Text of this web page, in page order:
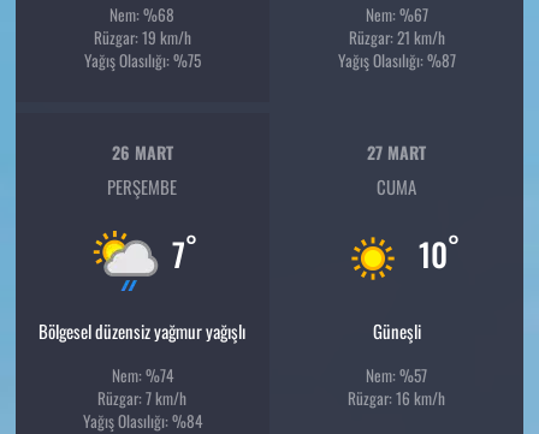
Nem: %68
Rüzgar: 19 km/h
Yağış Olasılığı: %75
Nem: %67
Rüzgar: 21 km/h
Yağış Olasılığı: %87
26 MART
PERŞEMBE
7°
Bölgesel düzensiz yağmur yağışlı
Nem: %74
Rüzgar: 7 km/h
Yağış Olasılığı: %84
27 MART
CUMA
10°
Güneşli
Nem: %57
Rüzgar: 16 km/h